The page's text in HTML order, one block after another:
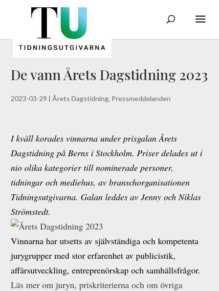
De vann Årets Dagstidning 2023
2023-03-29 |Årets Dagstidning, Pressmeddelanden
I kväll korades vinnarna under prisgalan Årets
Dagstidning på Berns i Stockholm. Priser delades ut i
nio olika kategorier till nominerade personer,
tidningar och mediehus, av branschorganisationen
Tidningsutgivarna. Galan leddes av Jenny och Niklas
Strömstedt.
Vinnarna har utsetts av självständiga och kompetenta
jurygrupper med stor erfarenhet av publicistik,
affärsutveckling, entreprenörskap och samhällsfrågor.
Läs mer om juryn, priskriterierna och om övriga